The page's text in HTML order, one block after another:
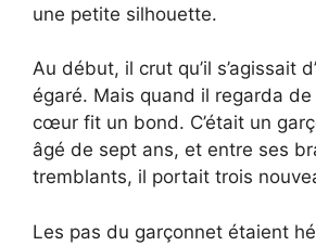
une petite silhouette.
Au début, il crut qu’il s’agissait
égaré. Mais quand il regarda
cœur fit un bond. C’était un
âgé de sept ans, et entre ses
tremblants, il portait trois
Les pas du garçonnet étaient